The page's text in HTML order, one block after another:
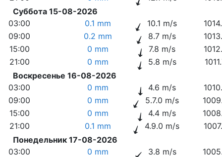
Суббота 15-08-2026
03:00
0.1 mm 10.1 m/s
09:00
0.2 mm 8.7 m/s
15:00
0 mm 7.8 m/s
21:00
0 mm 5.8 m/s
Воскресенье 16-08-2026
03:00
0 mm 4.6 m/s
09:00
0 mm 5.7.0 m/s
15:00
0 mm 4.4 m/s
21:00
0.1 mm 4.9.0 m/s
Понедельник 17-08-2026
03:00
0 mm 3.8 m/s